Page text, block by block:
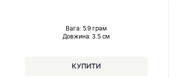
Вага: 5.9 грам
Довжина: 3.5 см